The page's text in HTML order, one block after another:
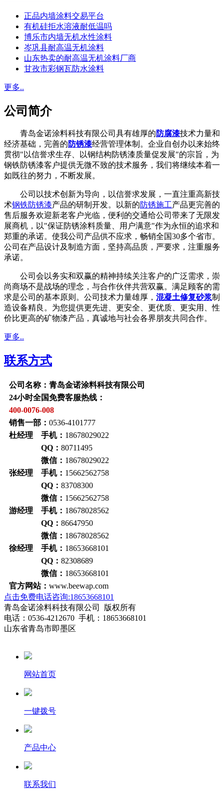
正品内墙涂料交易平台
有机硅拒水溶液耐低温吗
博乐市内墙无机水性涂料
岑巩县耐高温无机涂料
山东热卖的耐高温无机涂料厂商
甘孜市彩钢瓦防水涂料
更多..
公司简介
青岛金诺涂料科技有限公司具有雄厚的 防腐漆技术力量和
经济基础，完善的 防锈漆经营管理体制。企业自创办以来始终
贯彻"以信誉求生存、以钢结构防锈漆质量促发展"的宗旨，为
钢铁防锈漆客户提供无微不致的技术服务，我们将继续本着一
如既往的努力，不断发展。
公司以技术创新为导向，以信誉求发展，一直注重高新技
术钢铁防锈漆产品的研制开发。以新的防锈施工产品更完善的
售后服务欢迎新老客户光临，便利的交通给公司带来了无限发
展商机，以"保证防锈涂料质量、用户满意"作为永恒的追求和
郑重的承诺。使我公司产品供不应求，畅销全国30多个省市。
公司在产品设计及制造方面，坚持高品质，严要求，注重服务
承诺。
公司会以务实和双赢的精神持续关注客户的广泛需求，崇
尚商场不是战场的理念，与合作伙伴共营双赢。满足顾客的需
求是公司的基本原则。公司技术力量雄厚， 混凝土修复砂浆制
造设备精良。为您提供更先进、更安全、更优质、更实用、性
价比更高的矿物漆产品，真诚地与社会各界朋友共同合作。
更多..
联系方式
公司名称：青岛金诺涂料科技有限公司
24小时全国免费客服热线：
400-0076-008
销售一部： 0536-4101777
杜经理 手机： 18678029022
QQ： 80711495
微信： 18678029022
张经理 手机： 15662562758
QQ： 83708300
微信： 15662562758
游经理 手机： 18678028562
QQ： 86647950
微信： 18678028562
徐经理 手机： 18653668101
QQ： 82308689
微信： 18653668101
官方网站： www.beewap.com
点击免费电话咨询:18653668101
青岛金诺涂料科技有限公司 版权所有
电话：0536-4212670 手机：18653668101
山东省青岛市即墨区
网站首页
一键拨号
产品中心
联系我们